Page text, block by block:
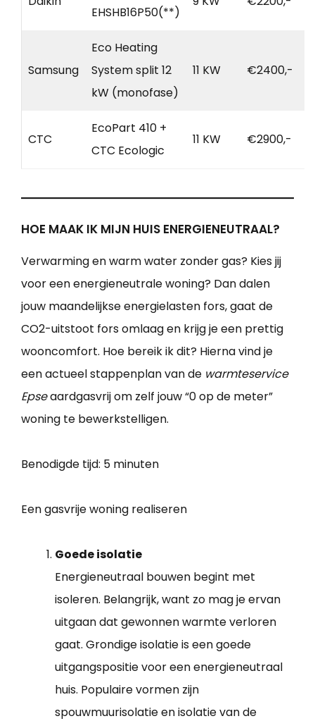
EHSHB16P50(**)
Samsung
Eco Heating
System split 12
kW (monofase)
11 KW €2400,-
CTC
EcoPart 410 +
CTC Ecologic
11 KW €2900,-
HOE MAAK IK MIJN HUIS ENERGIENEUTRAAL?
Verwarming en warm water zonder gas? Kies jij
voor een energieneutrale woning? Dan dalen
jouw maandelijkse energielasten fors, gaat de
CO2-uitstoot fors omlaag en krijg je een prettig
wooncomfort. Hoe bereik ik dit? Hierna vind je
een actueel stappenplan van de warmteservice
Epseaardgasvrij om zelf jouw “0 op de meter”
woning te bewerkstelligen.
Benodigde tijd: 5 minuten
Een gasvrije woning realiseren
Goede isolatie
Energieneutraal bouwen begint met
isoleren. Belangrijk, want zo mag je ervan
uitgaan dat gewonnen warmte verloren
gaat. Grondige isolatie is een goede
uitgangspositie voor een energieneutraal
huis. Populaire vormen zijn
spouwmuurisolatie en isolatie van de